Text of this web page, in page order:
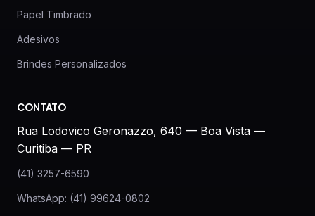
Papel Timbrado
Adesivos
Brindes Personalizados
CONTATO
Rua Lodovico Geronazzo, 640 — Boa Vista —
Curitiba — PR
(41) 3257-6590
WhatsApp: (41) 99624-0802